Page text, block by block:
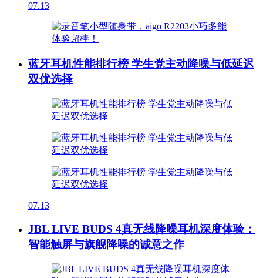
07.13
蓝牙耳机性能排行榜 学生党主动降噪与低延迟
双优选择
07.13
JBL LIVE BUDS 4真无线降噪耳机深度体验：
智能触屏与旗舰降噪的诚意之作